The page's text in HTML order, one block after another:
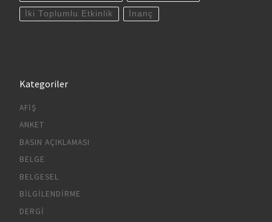
İki Toplumlu Etkinlik İnanç
Kategoriler
AFIŞ
ANKET
BASIN AÇIKLAMASI
BELGE
BELGESEL
BILGILENDIRME
DERGI